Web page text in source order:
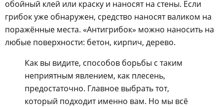
обойный клей или краску и наносят на стены. Если
грибок уже обнаружен, средство наносят валиком на
поражённые места. «Антигрибок» можно наносить на
любые поверхности: бетон, кирпич, дерево.
Как вы видите, способов борьбы с таким
неприятным явлением, как плесень,
предостаточно. Главное выбрать тот,
который подходит именно вам. Но мы всё